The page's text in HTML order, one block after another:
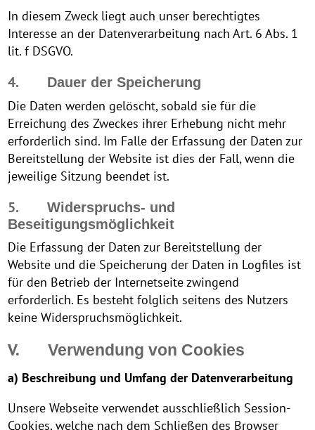
In diesem Zweck liegt auch unser berechtigtes
Interesse an der Datenverarbeitung nach Art. 6 Abs. 1
lit. f DSGVO.
4. Dauer der Speicherung
Die Daten werden gelöscht, sobald sie für die
Erreichung des Zweckes ihrer Erhebung nicht mehr
erforderlich sind. Im Falle der Erfassung der Daten zur
Bereitstellung der Website ist dies der Fall, wenn die
jeweilige Sitzung beendet ist.
5.
Widerspruchs- und
Beseitigungsmöglichkeit
Die Erfassung der Daten zur Bereitstellung der
Website und die Speicherung der Daten in Logfiles ist
für den Betrieb der Internetseite zwingend
erforderlich. Es besteht folglich seitens des Nutzers
keine Widerspruchsmöglichkeit.
V. Verwendung von Cookies
a) Beschreibung und Umfang der Datenverarbeitung
Unsere Webseite verwendet ausschließlich Session-
Cookies, welche nach dem Schließen des Browser